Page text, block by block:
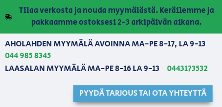
Tilaa verkosta ja nouda myymälästä. Keräilemme ja
pakkaamme ostoksesi 2-3 arkipäivän aikana.
AHOLAHDEN MYYMÄLÄ AVOINNA MA-PE 8-17, LA 9-13
044 985 8345
LAASALAN MYYMÄLÄ MA-PE 8-16 LA 9-13
0443173532
PYYDÄ TARJOUS TAI OTA YHTEYTTÄ